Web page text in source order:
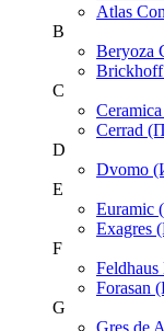
Atlas
B
Beryoza
C
Cerrad
D
Dvomo
E
Euramic
Exagres
F
Forasan
G
Gres de